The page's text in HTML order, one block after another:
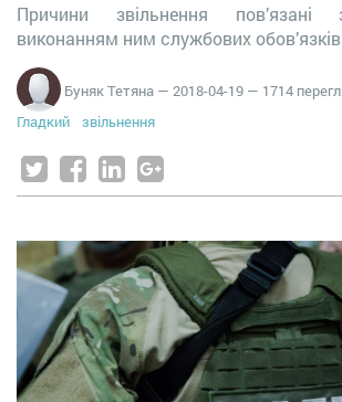
Причини звільнення
виконанням ним службових обов’язків
Буняк Тетяна — 2018-04-19 — 1714
Гладкий
звільнення